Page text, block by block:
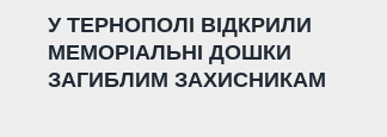
У ТЕРНОПОЛІ ВІДКРИЛИ
МЕМОРІАЛЬНІ ДОШКИ
ЗАГИБЛИМ ЗАХИСНИКАМ